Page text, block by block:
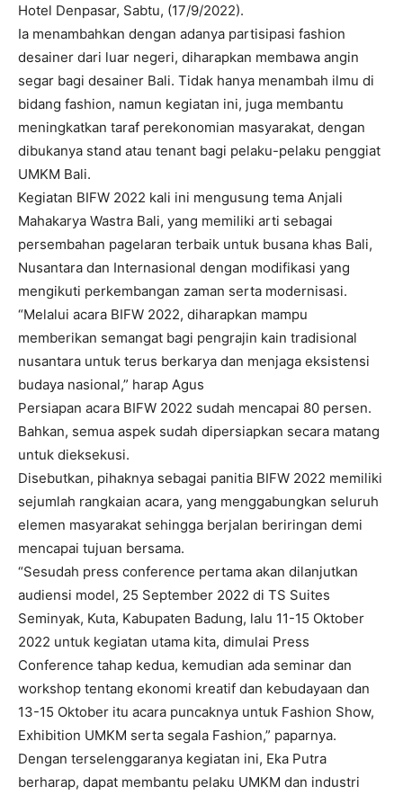
Hotel Denpasar, Sabtu, (17/9/2022).
Ia menambahkan dengan adanya partisipasi fashion
desainer dari luar negeri, diharapkan membawa angin
segar bagi desainer Bali. Tidak hanya menambah ilmu di
bidang fashion, namun kegiatan ini, juga membantu
meningkatkan taraf perekonomian masyarakat, dengan
dibukanya stand atau tenant bagi pelaku-pelaku penggiat
UMKM Bali.
Kegiatan BIFW 2022 kali ini mengusung tema Anjali
Mahakarya Wastra Bali, yang memiliki arti sebagai
persembahan pagelaran terbaik untuk busana khas Bali,
Nusantara dan Internasional dengan modifikasi yang
mengikuti perkembangan zaman serta modernisasi.
“Melalui acara BIFW 2022, diharapkan mampu
memberikan semangat bagi pengrajin kain tradisional
nusantara untuk terus berkarya dan menjaga eksistensi
budaya nasional,” harap Agus
Persiapan acara BIFW 2022 sudah mencapai 80 persen.
Bahkan, semua aspek sudah dipersiapkan secara matang
untuk dieksekusi.
Disebutkan, pihaknya sebagai panitia BIFW 2022 memiliki
sejumlah rangkaian acara, yang menggabungkan seluruh
elemen masyarakat sehingga berjalan beriringan demi
mencapai tujuan bersama.
“Sesudah press conference pertama akan dilanjutkan
audiensi model, 25 September 2022 di TS Suites
Seminyak, Kuta, Kabupaten Badung, lalu 11-15 Oktober
2022 untuk kegiatan utama kita, dimulai Press
Conference tahap kedua, kemudian ada seminar dan
workshop tentang ekonomi kreatif dan kebudayaan dan
13-15 Oktober itu acara puncaknya untuk Fashion Show,
Exhibition UMKM serta segala Fashion,” paparnya.
Dengan terselenggaranya kegiatan ini, Eka Putra
berharap, dapat membantu pelaku UMKM dan industri